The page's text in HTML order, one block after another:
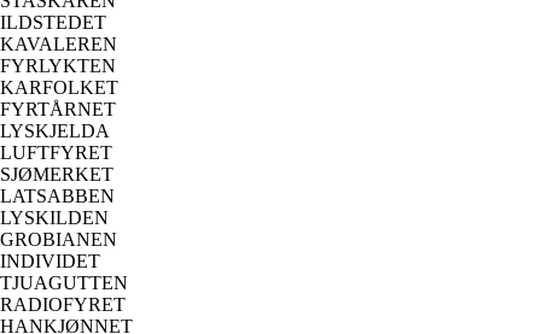
ILDSTEDET
KAVALEREN
FYRLYKTEN
KARFOLKET
FYRTÅRNET
LYSKJELDA
LUFTFYRET
SJØMERKET
LATSABBEN
LYSKILDEN
GROBIANEN
INDIVIDET
TJUAGUTTEN
RADIOFYRET
HANKJØNNET